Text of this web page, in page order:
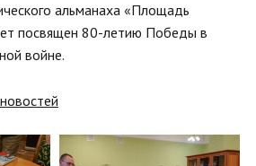
альманаха «Площадь
посвящен 80-летию Победы в
войне.